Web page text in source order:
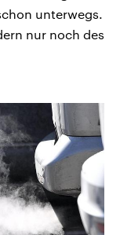
unterwegs.
nur noch des